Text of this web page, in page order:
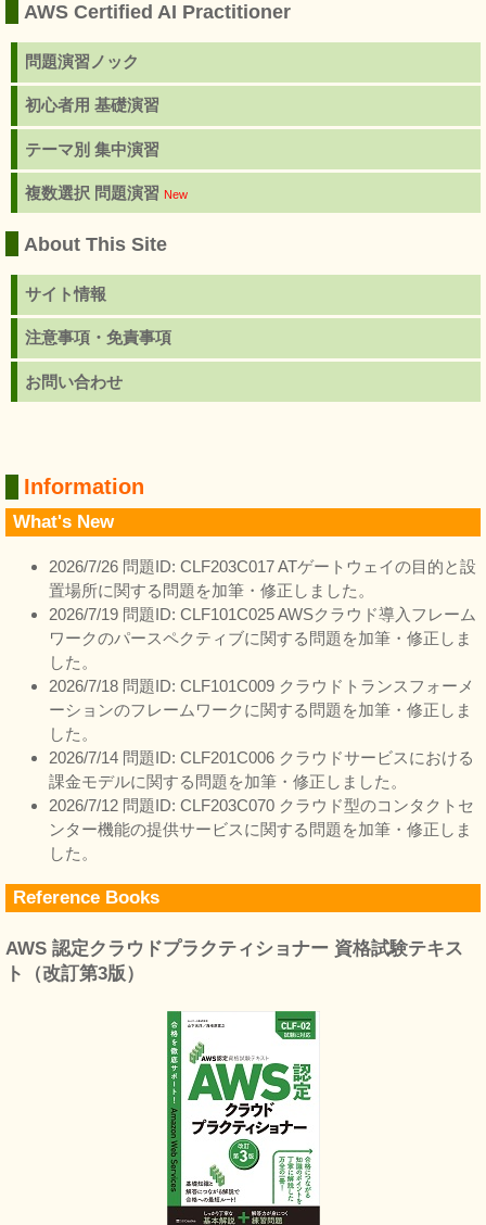
AWS Certified AI Practitioner
問題演習ノック
初心者用 基礎演習
テーマ別 集中演習
複数選択 問題演習 New
About This Site
サイト情報
注意事項・免責事項
お問い合わせ
Information
What's New
2026/7/26 問題ID: CLF203C017 ATゲートウェイの目的と設
置場所に関する問題を加筆・修正しました。
2026/7/19 問題ID: CLF101C025 AWSクラウド導入フレーム
ワークのパースペクティブに関する問題を加筆・修正しま
した。
2026/7/18 問題ID: CLF101C009 クラウドトランスフォーメ
ーションのフレームワークに関する問題を加筆・修正しま
した。
2026/7/14 問題ID: CLF201C006 クラウドサービスにおける
課金モデルに関する問題を加筆・修正しました。
2026/7/12 問題ID: CLF203C070 クラウド型のコンタクトセ
ンター機能の提供サービスに関する問題を加筆・修正しま
した。
Reference Books
AWS 認定クラウドプラクティショナー 資格試験テキス
ト（改訂第3版）